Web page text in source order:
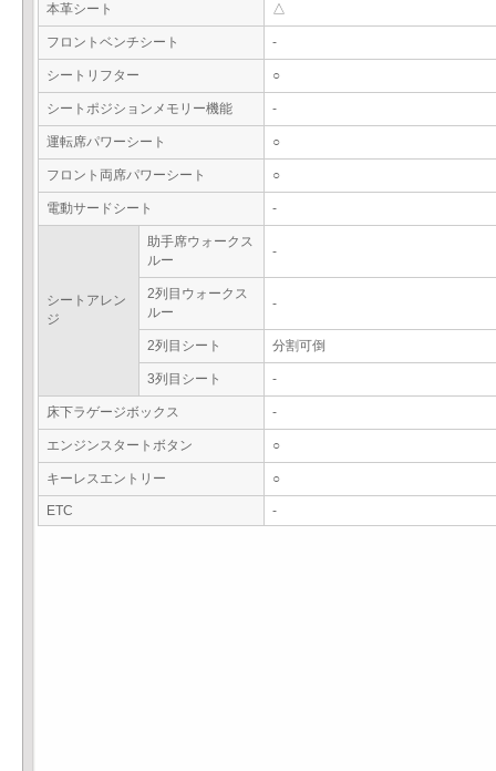
本革シート △
フロントベンチシート -
シートリフター ○
シートポジションメモリー機能 -
運転席パワーシート ○
フロント両席パワーシート ○
電動サードシート -
シートアレン
ジ
助手席ウォークス
ルー
-
2列目ウォークス
ルー
-
2列目シート 分割可倒
3列目シート -
床下ラゲージボックス -
エンジンスタートボタン ○
キーレスエントリー ○
ETC -